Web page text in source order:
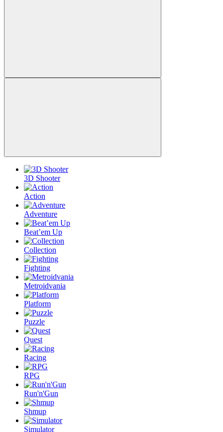
3D Shooter
Action
Adventure
Beat’em Up
Collection
Fighting
Metroidvania
Platform
Puzzle
Quest
Racing
RPG
Run'n'Gun
Shmup
Simulator